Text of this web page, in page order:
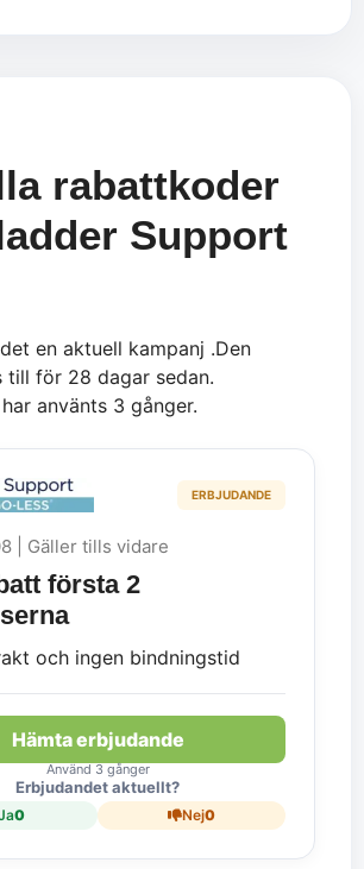
rabattkoder
Support
en aktuell kampanj .Den
till för 28 dagar sedan.
använts 3 gånger.
ERBJUDANDE
| Gäller tills vidare
första 2
och ingen bindningstid
Hämta erbjudande
Använd 3 gånger
Erbjudandet aktuellt?
0 Nej0